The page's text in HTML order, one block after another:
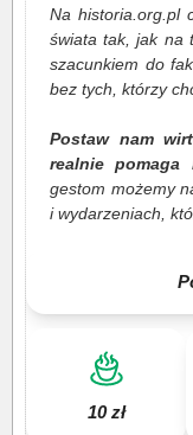
Na historia.org.pl
świata tak, jak na
szacunkiem do
bez tych, którzy
Postaw nam
realnie pomaga
gestom możemy
i wydarzeniach,
10 zł